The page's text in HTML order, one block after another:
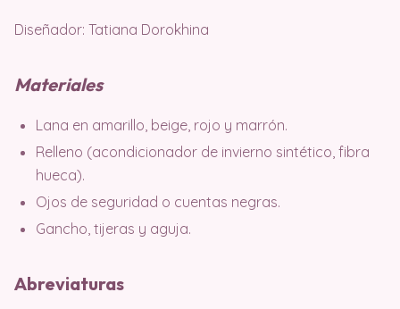
Diseñador: Tatiana Dorokhina
Materiales
Lana en amarillo, beige, rojo y marrón.
Relleno (acondicionador de invierno sintético, fibra
hueca).
Ojos de seguridad o cuentas negras.
Gancho, tijeras y aguja.
Abreviaturas